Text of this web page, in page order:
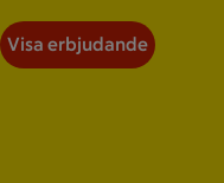
Visa erbjudande